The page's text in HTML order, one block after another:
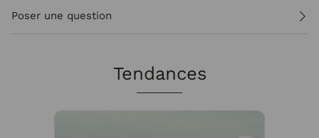
Poser une question
Tendances